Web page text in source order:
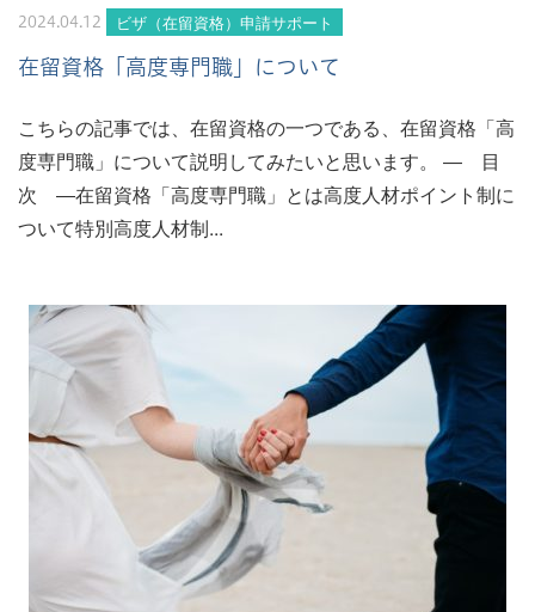
2024.04.12 ビザ（在留資格）申請サポート
在留資格「高度専門職」について
こちらの記事では、在留資格の一つである、在留資格「高
度専門職」について説明してみたいと思います。 ― 目
次 ―在留資格「高度専門職」とは高度人材ポイント制に
ついて特別高度人材制...